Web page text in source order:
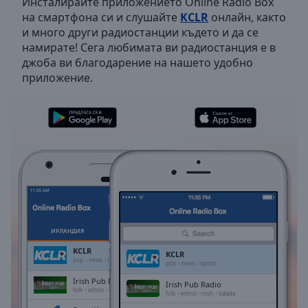
Backward
Skip
Forward
Mute
Current
Time0:00
Duration-:-
Stream
Type
LIVE
Seek to
currently
Remaining
на смартфона си и слушайте KCLR онлайн, както
и много други радиостанции където и да се
намирате! Сега любимата ви радиостанция е в
джоба ви благодарение на нашето удобно
приложение.
ИРЛАНДИЯ
KCLR
pop news sports
Irish Pub Radio
folk ethnic balada
KCLR
pop news sports
Irish Pub Radio
folk ethnic irish balada